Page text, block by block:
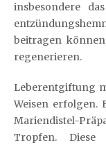
insbesondere
beitragen
regenerieren.
Leberentgiftung
Weisen erfolgen.
Mariendistel-
Tropfen. Diese